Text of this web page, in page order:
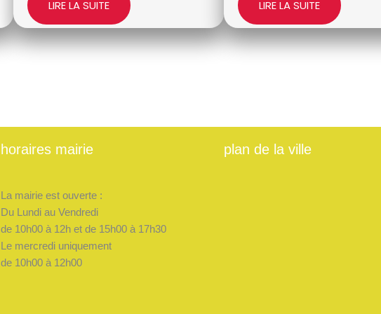
LIRE LA SUITE LIRE LA SUITE
horaires mairie
La mairie est ouverte :
Du Lundi au Vendredi
de 10h00 à 12h et de 15h00 à 17h30
Le mercredi uniquement
de 10h00 à 12h00
plan de la ville